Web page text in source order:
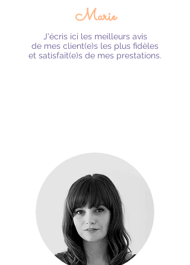
Marie
J'écris ici les meilleurs avis
de mes client(e)s les plus fidèles
et satisfait(e)s de mes prestations.